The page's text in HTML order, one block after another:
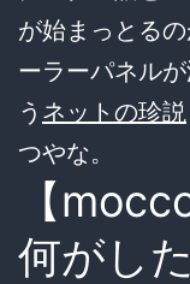
が始まっとる
ーラーパネル
う ネットの珍説
つやな。
【
何がし